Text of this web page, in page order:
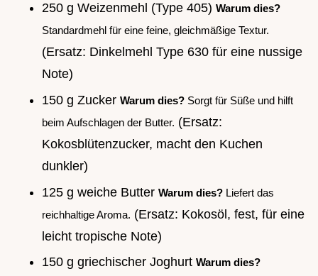
250 g Weizenmehl (Type 405) Warum dies?
Standardmehl für eine feine, gleichmäßige Textur.
(Ersatz: Dinkelmehl Type 630 für eine nussige
Note)
150 g Zucker Warum dies? Sorgt für Süße und hilft
beim Aufschlagen der Butter. (Ersatz:
Kokosblütenzucker, macht den Kuchen
dunkler)
125 g weiche Butter Warum dies? Liefert das
reichhaltige Aroma. (Ersatz: Kokosöl, fest, für eine
leicht tropische Note)
150 g griechischer Joghurt Warum dies?